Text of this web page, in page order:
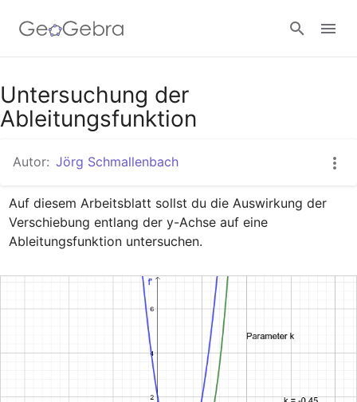
Google Classroom
Anmelden
Untersuchung der
Ableitungsfunktion
Autor: Jörg Schmallenbach
Auf diesem Arbeitsblatt sollst du die Auswirkung der
Verschiebung entlang der y-Achse auf eine